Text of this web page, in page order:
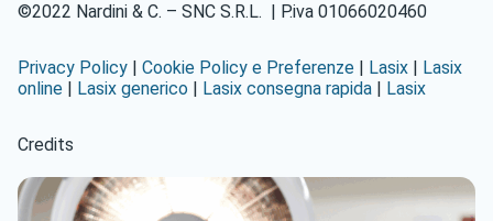
©2022 Nardini & C. – SNC S.R.L. | P.iva 01066020460
Privacy Policy Cookie Policy e Preferenze Lasix
Lasix
online
Lasix generico Lasix consegna rapida Lasix
Credits